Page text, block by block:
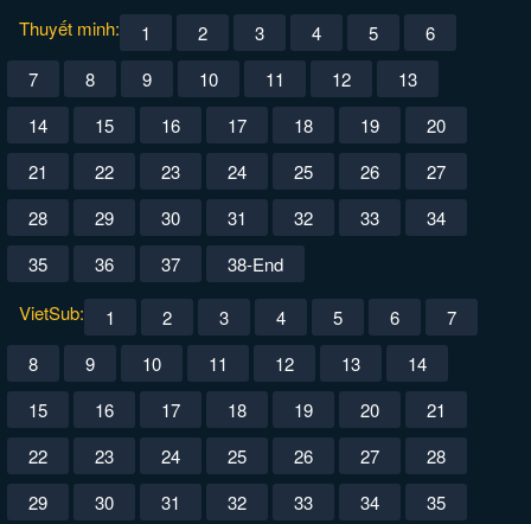
Thuyết minh: 1 2 3 4 5
6
7
8 9 10 11 12
13
14
15 16 17 18 19
20
21
22 23 24 25 26
27
28
29 30 31 32 33
34
35
36 37
38-End
VietSub:
1 2 3 4 5 6
7
8
9 10 11 12 13
14
15
16 17 18 19 20
21
22
23 24 25 26 27
28
29
30 31 32 33 34
35